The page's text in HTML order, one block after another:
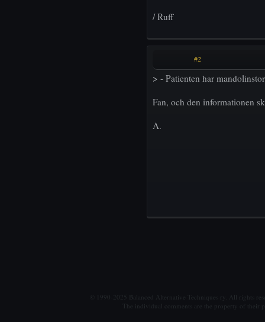
/ Ruff
#2
> - Patienten har
Fan, och den informationen
A.
© 1990-2025 Balanced Alternative Techniques ry. All rights
The individual comments are the property of their